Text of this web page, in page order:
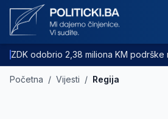
Početna / Vijesti / Regija